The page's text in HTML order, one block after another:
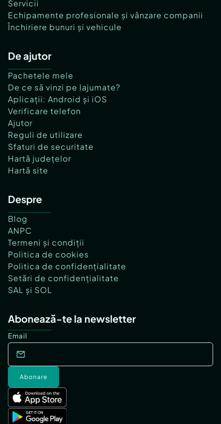
Servicii
Echipamente profesionale și vânzare companii
Închiriere bunuri și vehicule
De ajutor
Pachetele mele
De ce să vinzi pe lajumate?
Aplicații: Android și iOS
Verificare telefon
Ajutor
Reguli de utilizare
Sfaturi de securitate
Hartă județelor
Hartă site
Despre
Blog
ANPC
Termeni și condiții
Politica de cookies
Politica de confidențialitate
Setări de confidențialitate
SAL și SOL
Abonează-te la newsletter
Email
Abonare